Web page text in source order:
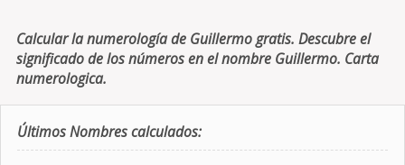
Calcular la numerología de Guillermo gratis. Descubre el
significado de los números en el nombre Guillermo. Carta
numerologica.
Últimos Nombres calculados: